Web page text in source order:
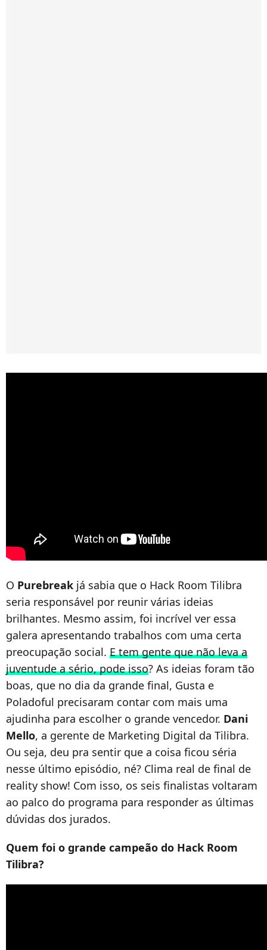
O Purebreak já sabia que o Hack Room Tilibra
seria responsável por reunir várias ideias
brilhantes. Mesmo assim, foi incrível ver essa
galera apresentando trabalhos com uma certa
preocupação social. E tem gente que não leva a
juventude a sério, pode isso? As ideias foram tão
boas, que no dia da grande final, Gusta e
Poladoful precisaram contar com mais uma
ajudinha para escolher o grande vencedor. Dani
Mello, a gerente de Marketing Digital da Tilibra.
Ou seja, deu pra sentir que a coisa ficou séria
nesse último episódio, né? Clima real de final de
reality show! Com isso, os seis finalistas voltaram
ao palco do programa para responder as últimas
dúvidas dos jurados.
Quem foi o grande campeão do Hack Room
Tilibra?